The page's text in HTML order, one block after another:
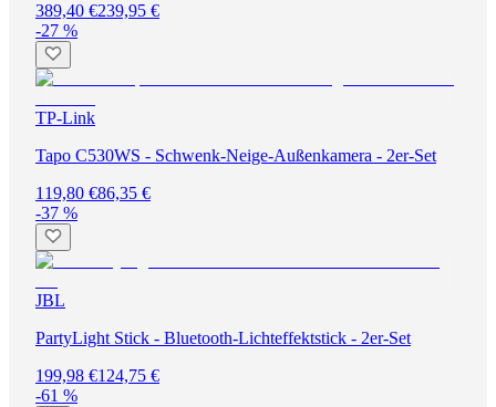
389,40 €239,95 €
-27 %
TP-Link
Tapo C530WS - Schwenk-Neige-Außenkamera - 2er-Set
119,80 €86,35 €
-37 %
JBL
PartyLight Stick - Bluetooth-Lichteffektstick - 2er-Set
199,98 €124,75 €
-61 %